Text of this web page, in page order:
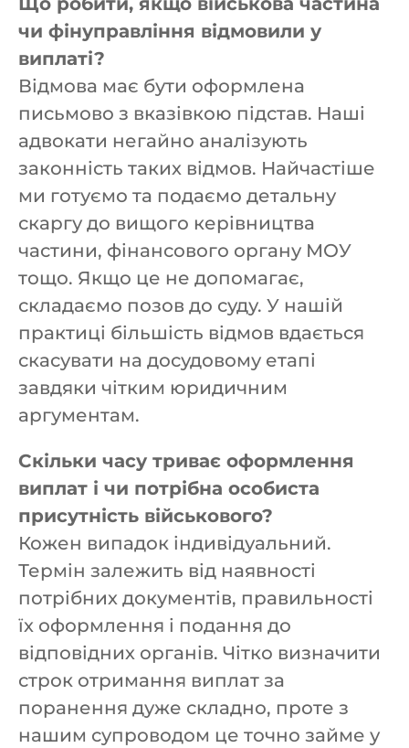
чи фінуправління відмовили у
виплаті?
Відмова має бути оформлена
письмово з вказівкою підстав. Наші
адвокати негайно аналізують
законність таких відмов. Найчастіше
ми готуємо та подаємо детальну
скаргу до вищого керівництва
частини, фінансового органу МОУ
тощо. Якщо це не допомагає,
складаємо позов до суду. У нашій
практиці більшість відмов вдається
скасувати на досудовому етапі
завдяки чітким юридичним
аргументам.
Скільки часу триває оформлення
виплат і чи потрібна особиста
присутність військового?
Кожен випадок індивідуальний.
Термін залежить від наявності
потрібних документів, правильності
їх оформлення і подання до
відповідних органів. Чітко визначити
строк отримання виплат за
поранення дуже складно, проте з
нашим супроводом це точно займе у